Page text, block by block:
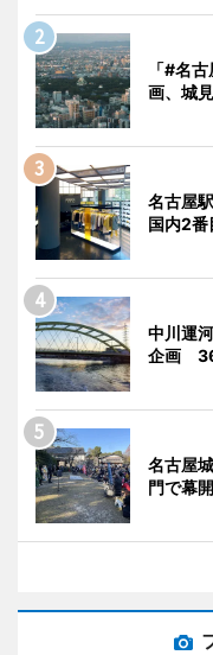
「#名
画、城
名古屋
国内2番
中川運
企画
名古屋
門で幕